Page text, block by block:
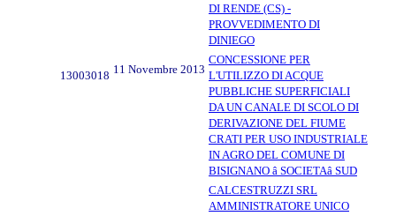
DI RENDE (CS) -
PROVVEDIMENTO DI
DINIEGO
13003018 11 Novembre 2013
CONCESSIONE PER
L'UTILIZZO DI ACQUE
PUBBLICHE SUPERFICIALI
DA UN CANALE DI SCOLO DI
DERIVAZIONE DEL FIUME
CRATI PER USO INDUSTRIALE
IN AGRO DEL COMUNE DI
BISIGNANO â SOCIETAâ SUD
CALCESTRUZZI SRL
AMMINISTRATORE UNICO